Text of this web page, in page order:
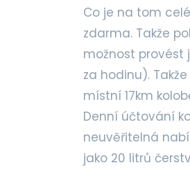
Co je na tom
zdarma. Takže
možnost provést
za hodinu).
místní 17km
Denní účtování
neuvěřitelná
jako 20 litrů